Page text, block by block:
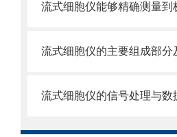
流式细胞仪的主要组成部分